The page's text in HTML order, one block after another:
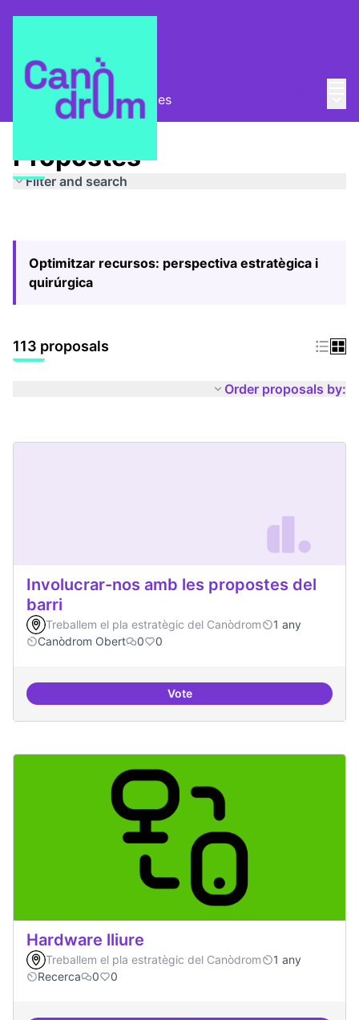
Pla Estratègic Propostes
Propostes
Filter and search
Optimitzar recursos: perspectiva estratègica i
quirúrgica
113 proposals
Order proposals by:
Involucrar-nos amb les propostes del
barri
Treballem el pla estratègic del Canòdrom
1 any
Canòdrom Obert
0 0
VoteInvolucrar-nos amb les
Hardware lliure
Treballem el pla estratègic del Canòdrom
1 any
Recerca
0 0